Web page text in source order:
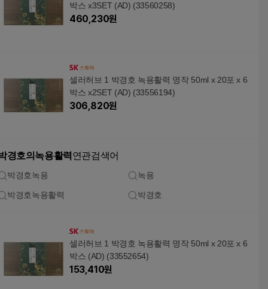
박스 x3SET (AD) (33560258)
460,230원
셀러허브 1 박경호 녹용활력 명작 50ml x 20포 x 6
박스 x2SET (AD) (33556194)
306,820원
경호의녹용활력 연관검색어
박경호녹용 녹용
박경호녹용활력 박경호
셀러허브 1 박경호 녹용활력 명작 50ml x 20포 x 6
박스 (AD) (33552654)
153,410원